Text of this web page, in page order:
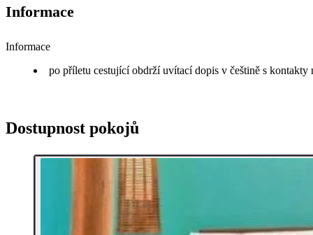
Informace
Informace
po příletu cestující obdrží uvítací dopis v češtině s
Dostupnost pokojů